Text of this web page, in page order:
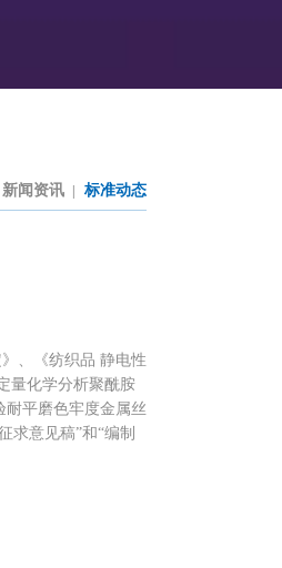
新闻资讯 标准动态
、 《纺织品 静电性
量化学分析聚酰胺
耐平磨色牢度金属丝
求意见稿”和 “编制